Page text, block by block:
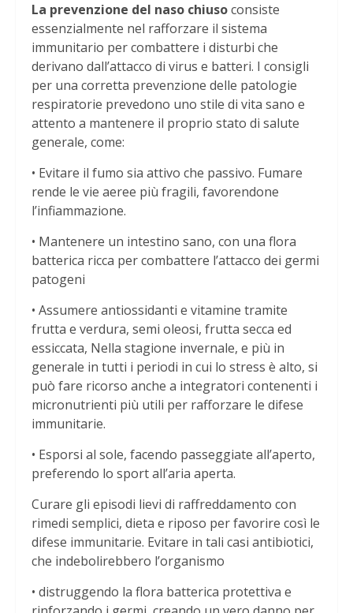
La prevenzione del naso chiusoconsiste
essenzialmente nel rafforzare il sistema
immunitario per combattere i disturbi che
derivano dall’attacco di virus e batteri. I consigli
per una corretta prevenzione delle patologie
respiratorie prevedono uno stile di vita sano e
attento a mantenere il proprio stato di salute
generale, come:
• Evitare il fumo sia attivo che passivo. Fumare
rende le vie aeree più fragili, favorendone
l’infiammazione.
• Mantenere un intestino sano, con una flora
batterica ricca per combattere l’attacco dei germi
patogeni
• Assumere antiossidanti e vitamine tramite
frutta e verdura, semi oleosi, frutta secca ed
essiccata, Nella stagione invernale, e più in
generale in tutti i periodi in cui lo stress è alto, si
può fare ricorso anche a integratori contenenti i
micronutrienti più utili per rafforzare le difese
immunitarie.
• Esporsi al sole, facendo passeggiate all’aperto,
preferendo lo sport all’aria aperta.
Curare gli episodi lievi di raffreddamento con
rimedi semplici, dieta e riposo per favorire così le
difese immunitarie. Evitare in tali casi antibiotici,
che indebolirebbero l’organismo
• distruggendo la flora batterica protettiva e